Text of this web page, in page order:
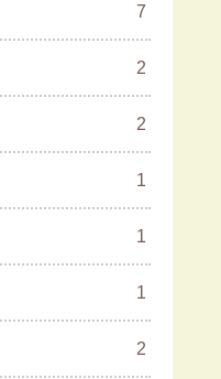
7
2
2
1
1
1
2